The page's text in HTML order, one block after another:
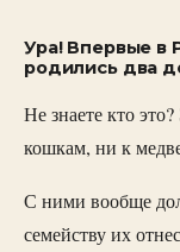
Ура! Впервые в
родились два
Не знаете кто
кошкам, ни к
С ними вообще
семейству их